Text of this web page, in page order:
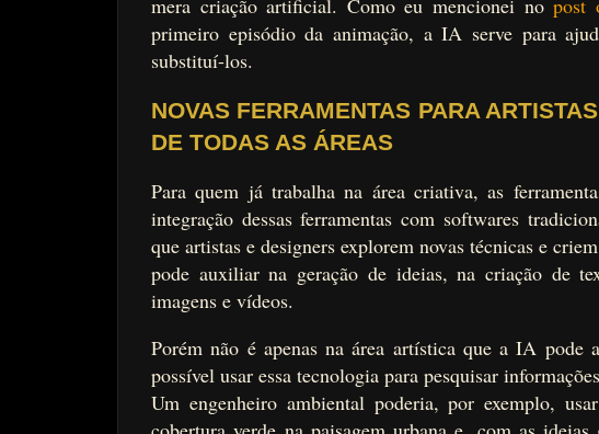
mera criação artificial. Como eu mencionei nopost
primeiro episódio da animação, a IA serve para
substituí-los.
NOVAS FERRAMENTAS PARA
DE TODAS AS ÁREAS
Para quem já trabalha na área criativa, as
integração dessas ferramentas com softwares
que artistas e designers explorem novas técnicas e
pode auxiliar na geração de ideias, na criação de
imagens e vídeos.
Porém não é apenas na área artística que a IA
possível usar essa tecnologia para pesquisar
Um engenheiro ambiental poderia, por exemplo,